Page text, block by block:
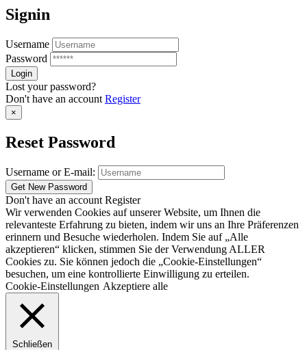
Signin
Username
Password
Lost your password?
Don't have an account Register
×
Reset Password
Username or E-mail:
Don't have an account Register
Wir verwenden Cookies auf unserer Website, um Ihnen die
relevanteste Erfahrung zu bieten, indem wir uns an Ihre Präferenzen
erinnern und Besuche wiederholen. Indem Sie auf „Alle
akzeptieren“ klicken, stimmen Sie der Verwendung ALLER
Cookies zu. Sie können jedoch die „Cookie-Einstellungen“
besuchen, um eine kontrollierte Einwilligung zu erteilen.
Cookie-Einstellungen Akzeptiere alle
Schließen